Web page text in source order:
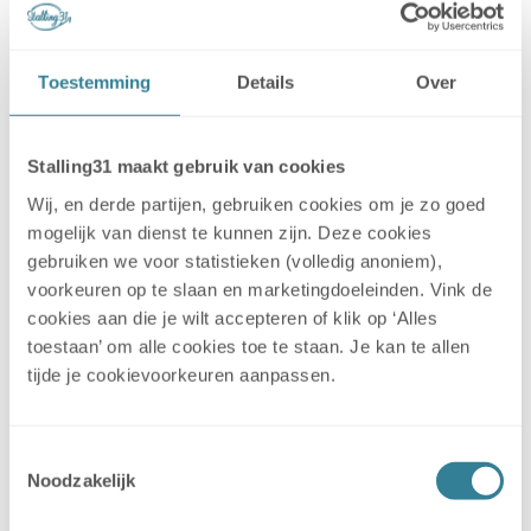
Toestemming Details Over
Stalling31 maakt gebruik van cookies
Wij, en derde partijen, gebruiken cookies om je zo goed
mogelijk van dienst te kunnen zijn. Deze cookies
gebruiken we voor statistieken (volledig anoniem),
voorkeuren op te slaan en marketingdoeleinden. Vink de
cookies aan die je wilt accepteren of klik op ‘Alles
toestaan’ om alle cookies toe te staan. Je kan te allen
tijde je cookievoorkeuren aanpassen.
Noodzakelijk
Stalling31 locaties bij de stad
Caravan stallen Alkmaar
Caravanstalling Almelo
Caravanstalling Amstelveen
Caravanstalling Alphen aan den Rijn
Caravanstalling Apeldoorn
Caravanstalling Arnhem
Caravanstalling Assen
Caravanstallingen in Asten
Caravanstalling Barneveld
Caravanstallingen in Beek en Donk
Caravanstalling Bennekom
Caravanstallingen in Cuijk